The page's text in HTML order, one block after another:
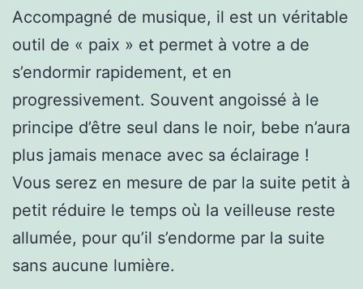
Accompagné de musique, il est un véritable
outil de « paix » et permet à votre a de
s’endormir rapidement, et en
progressivement. Souvent angoissé à le
principe d’être seul dans le noir, bebe n’aura
plus jamais menace avec sa éclairage !
Vous serez en mesure de par la suite petit à
petit réduire le temps où la veilleuse reste
allumée, pour qu’il s’endorme par la suite
sans aucune lumière.